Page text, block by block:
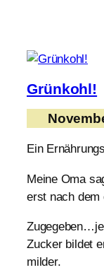
Grünkohl!
Ein
Meine Oma
erst nach dem
Zucker bildet
milder.